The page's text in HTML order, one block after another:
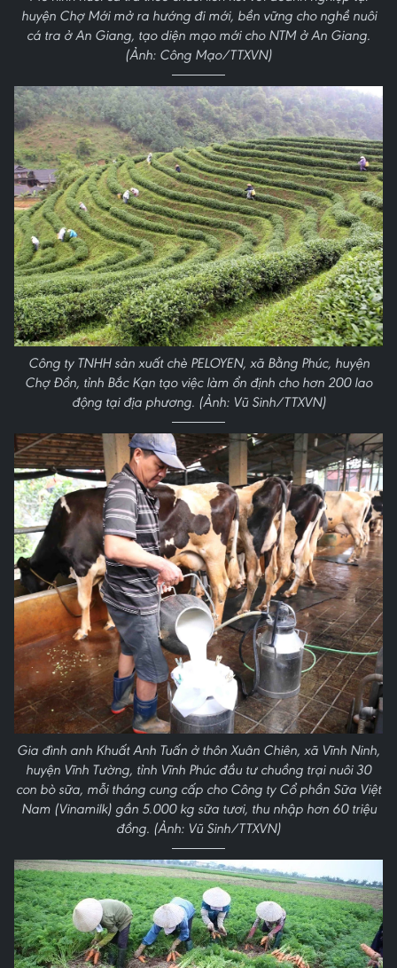
huyện Chợ Mới mở ra hướng đi mới, bền vững cho nghề nuôi
cá tra ở An Giang, tạo diện mạo mới cho NTM ở An Giang.
(Ảnh: Công Mạo/TTXVN)
Công ty TNHH sản xuất chè PELOYEN, xã Bằng Phúc, huyện
Chợ Đồn, tỉnh Bắc Kạn tạo việc làm ổn định cho hơn 200 lao
động tại địa phương. (Ảnh: Vũ Sinh/TTXVN)
Gia đình anh Khuất Anh Tuấn ở thôn Xuân Chiên, xã Vĩnh Ninh,
huyện Vĩnh Tường, tỉnh Vĩnh Phúc đầu tư chuồng trại nuôi 30
con bò sữa, mỗi tháng cung cấp cho Công ty Cổ phần Sữa Việt
Nam (Vinamilk) gần 5.000 kg sữa tươi, thu nhập hơn 60 triệu
đồng. (Ảnh: Vũ Sinh/TTXVN)